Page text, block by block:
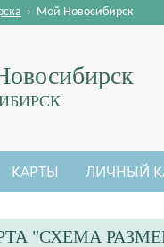
› Мой Новосибирск
КАРТЫ ЛИЧНЫЙ
"СХЕМА